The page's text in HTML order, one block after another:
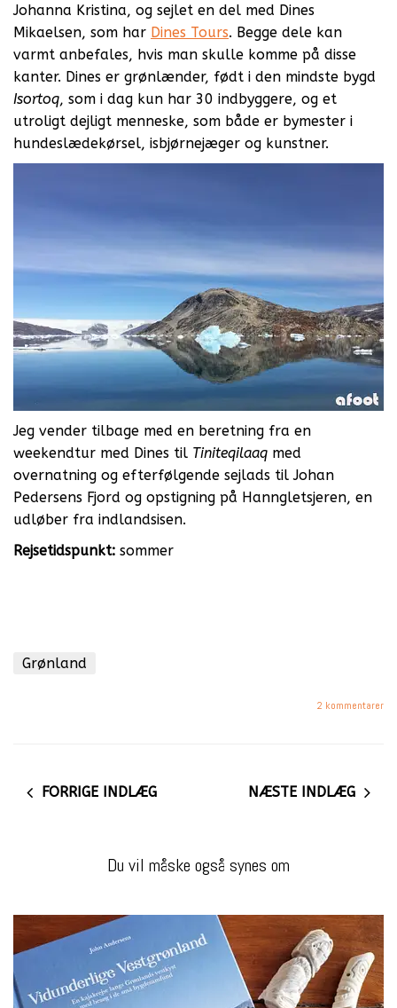
Johanna Kristina, og sejlet en del med Dines
Mikaelsen, som har Dines Tours. Begge dele kan
varmt anbefales, hvis man skulle komme på disse
kanter. Dines er grønlænder, født i den mindste bygd
Isortoq, som i dag kun har 30 indbyggere, og et
utroligt dejligt menneske, som både er bymester i
hundeslædekørsel, isbjørnejæger og kunstner.
Jeg vender tilbage med en beretning fra en
weekendtur med Dines til Tiniteqilaaq med
overnatning og efterfølgende sejlads til Johan
Pedersens Fjord og opstigning på Hanngletsjeren, en
udløber fra indlandsisen.
Rejsetidspunkt: sommer
Grønland
2 kommentarer
FORRIGE INDLÆG NÆSTE INDLÆG
Du vil måske også synes om